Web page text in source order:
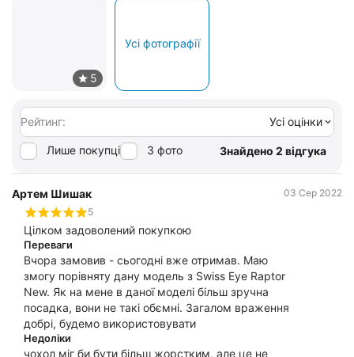
Усі фотографії
Рейтинг: Усі оцінки
Лише покупці З фото Знайдено 2 відгука
Артем Шишак
03 Сер 2022
5
Цілком задоволений покупкою
Переваги
Вчора замовив - сьогодні вже отримав. Маю
змогу порівняту дану модель з Swiss Eye Raptor
New. Як на мене в даної моделі більш зручна
посадка, вони не такі обємні. Загалом враження
добрі, будемо використовувати
Недоліки
чохол міг би бути більш жорстким, але це не